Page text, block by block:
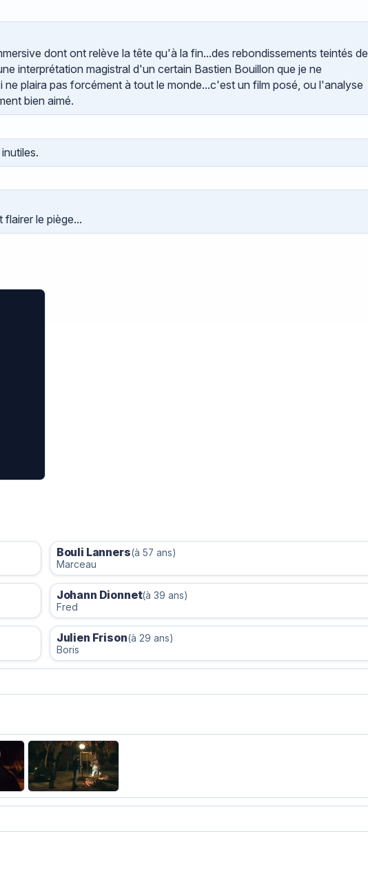
dont ont relève la tête qu'à la fin...des rebondissements teintés de
interprétation magistral d'un certain Bastien Bouillon que je ne
plaira pas forcément à tout le monde...c'est un film posé, ou l'analyse
bien aimé.
le piège...
Bouli Lanners(à 57 ans)
Marceau
Johann Dionnet(à 39 ans)
Fred
Julien Frison(à 29 ans)
Boris